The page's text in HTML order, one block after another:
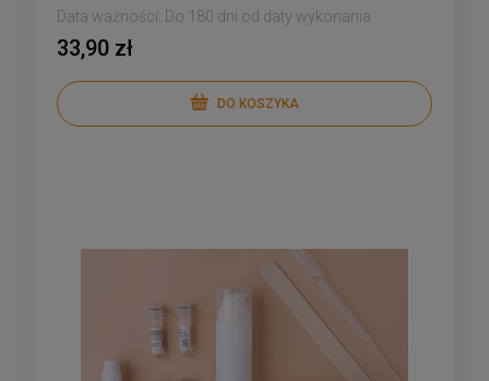
Data ważności: Do 180 dni od daty wykonania
33,90 zł
DO KOSZYKA